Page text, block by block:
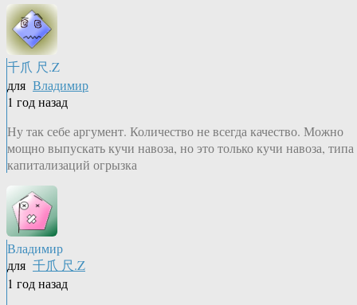
千爪 尺.Z
для Владимир
1 год назад
Ну так себе аргумент. Количество не всегда качество. Можно
мощно выпускать кучи навоза, но это только кучи навоза, типа
капитализаций огрызка
Владимир
для 千爪 尺.Z
1 год назад